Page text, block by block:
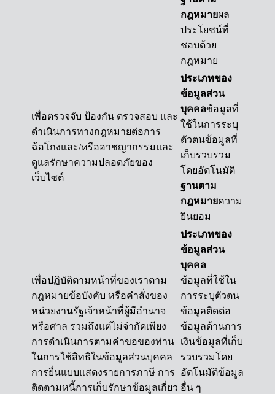
กฎหมายผล
ประโยชน์ที่
ชอบด้วย
กฎหมาย
เพื่อตรวจจับ ป้องกัน ตรวจสอบ และ
ดำเนินการทางกฎหมายต่อการ
ฉ้อโกงและ/หรืออาชญากรรมและ
ดูแลรักษาความปลอดภัยของ
เว็บไซต์
ประเภทของ
ข้อมูลส่วน
บุคคลข้อมูลที่
ใช้ในการระบุ
ตัวตนข้อมูลที่
เก็บรวบรวม
โดยอัตโนมัติ
ฐานตาม
กฎหมายความ
ยินยอม
เพื่อปฏิบัติตามหน้าที่ของเราตาม
กฎหมายข้อบังคับ หรือคำสั่งของ
หน่วยงานรัฐเจ้าหน้าที่ผู้มีอำนาจ
หรือศาล รวมถึงแต่ไม่จำกัดเพียง
การดำเนินการตามคำขอของท่าน
ในการใช้สิทธิในข้อมูลส่วนบุคคล
การยื่นแบบแสดงรายการภาษี การ
ติดตามหนี้การเก็บรักษาข้อมูลเกี่ยว
ประเภทของ
ข้อมูลส่วน
บุคคล
ข้อมูลที่ใช้ใน
การระบุตัวตน
ข้อมูลติดต่อ
ข้อมูลด้านการ
เงินข้อมูลที่เก็บ
รวบรวมโดย
อัตโนมัติข้อมูล
อื่น ๆ